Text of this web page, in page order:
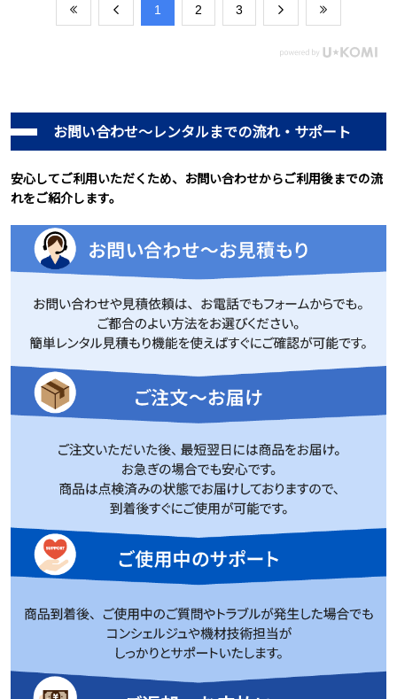
​1 ​2 ​3
お問い合わせ～レンタルまでの流れ・サポート
安心してご利用いただくため、お問い合わせからご利用後までの流
れをご紹介します。